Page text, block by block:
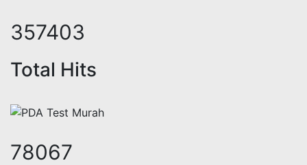
437143
Total Hits
95484